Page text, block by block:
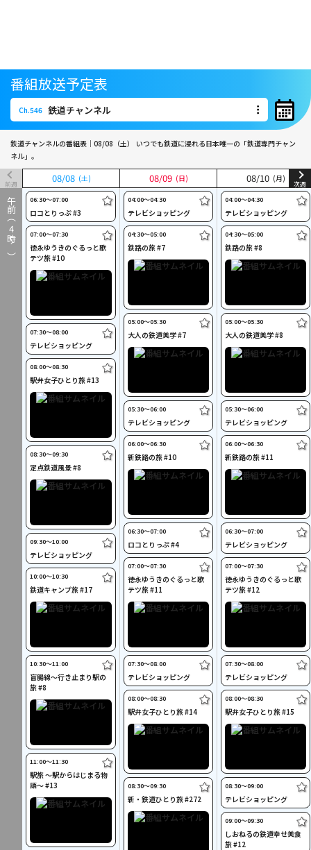
番組放送予定表
Ch.546 鉄道チャンネル
Ch.546 鉄道チャンネル
鉄道チャンネルの番組表｜08/08（土）
いつでも鉄道に浸れる日本唯一の「鉄道専門チャン
ネル」。
08/08 (土) 08/09 (日) 08/10 (月)
前週 次週
午前（
4
時～）
08/08 (土) 08/09 (日) 08/10 (月)
06:30〜07:00
ロコとりっぷ #3
07:00〜07:30
徳永ゆうきのぐるっと歌
テツ旅 #10
07:30〜08:00
テレビショッピング
08:00〜08:30
駅弁女子ひとり旅 #13
08:30〜09:30
定点鉄道風景 #8
09:30〜10:00
テレビショッピング
10:00〜10:30
鉄道キャンプ旅 #17
10:30〜11:00
盲腸線～行き止まり駅の
旅 #8
11:00〜11:30
駅旅 ～駅からはじまる物
語～ #13
04:00〜04:30
テレビショッピング
04:30〜05:00
鉄路の旅 #7
05:00〜05:30
大人の鉄道美学 #7
05:30〜06:00
テレビショッピング
06:00〜06:30
新鉄路の旅 #10
06:30〜07:00
ロコとりっぷ #4
07:00〜07:30
徳永ゆうきのぐるっと歌
テツ旅 #11
07:30〜08:00
テレビショッピング
08:00〜08:30
駅弁女子ひとり旅 #14
08:30〜09:30
新・鉄道ひとり旅 #272
04:00〜04:30
テレビショッピング
04:30〜05:00
鉄路の旅 #8
05:00〜05:30
大人の鉄道美学 #8
05:30〜06:00
テレビショッピング
06:00〜06:30
新鉄路の旅 #11
06:30〜07:00
テレビショッピング
07:00〜07:30
徳永ゆうきのぐるっと歌
テツ旅 #12
07:30〜08:00
テレビショッピング
08:00〜08:30
駅弁女子ひとり旅 #15
08:30〜09:00
テレビショッピング
09:00〜09:30
しおねるの鉄道幸せ美食
旅 #12